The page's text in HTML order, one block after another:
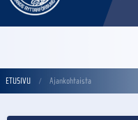
ETUSIVU Ajankohtaista